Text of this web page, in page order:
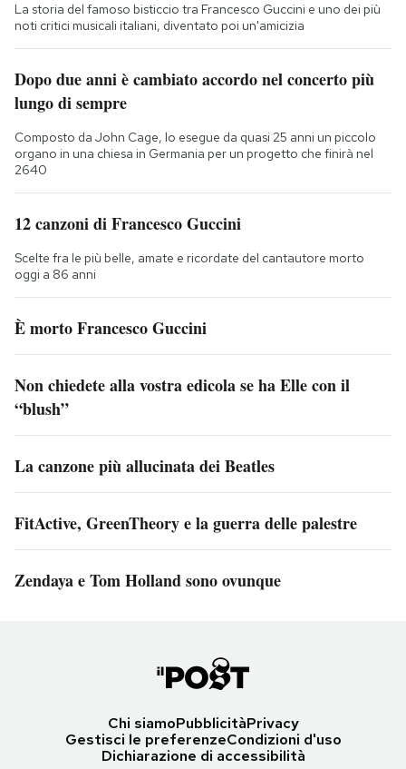
La storia del famoso bisticcio tra Francesco Guccini e uno dei più
noti critici musicali italiani, diventato poi un'amicizia
Dopo due anni è cambiato accordo nel concerto più
lungo di sempre
Composto da John Cage, lo esegue da quasi 25 anni un piccolo
organo in una chiesa in Germania per un progetto che finirà nel
2640
12 canzoni di Francesco Guccini
Scelte fra le più belle, amate e ricordate del cantautore morto
oggi a 86 anni
È morto Francesco Guccini
Non chiedete alla vostra edicola se ha Elle con il
“blush”
La canzone più allucinata dei Beatles
FitActive, GreenTheory e la guerra delle palestre
Zendaya e Tom Holland sono ovunque
Chi siamoPubblicitàPrivacy
Gestisci le preferenzeCondizioni d'uso
Dichiarazione di accessibilità